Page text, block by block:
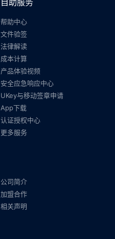
帮助中心
文件验签
法律解读
成本计算
产品体验视频
安全应急响应中心
UKey与移动签章申请
App下载
认证授权中心
更多服务
公司简介
加盟合作
相关声明